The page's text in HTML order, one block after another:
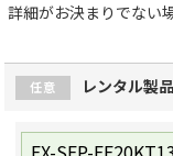
詳細がお決まりでない
任意 レンタル製品